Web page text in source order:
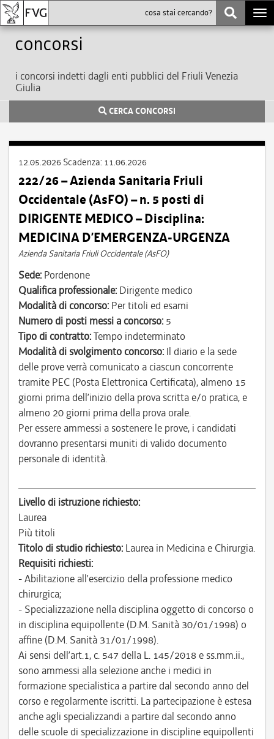
Concorsi
i concorsi indetti dagli enti pubblici del Friuli Venezia
Giulia
CERCA CONCORSI
12.05.2026 Scadenza: 11.06.2026
222/26 – Azienda Sanitaria Friuli
Occidentale (AsFO) – n. 5 posti di
DIRIGENTE MEDICO – Disciplina:
MEDICINA D’EMERGENZA-URGENZA
Azienda Sanitaria Friuli Occidentale (AsFO)
Sede: Pordenone
Qualifica professionale: Dirigente medico
Modalità di concorso: Per titoli ed esami
Numero di posti messi a concorso: 5
Tipo di contratto:Tempo indeterminato
Modalità di svolgimento concorso: Il diario e la sede
delle prove verrà comunicato a ciascun concorrente
tramite PEC (Posta Elettronica Certificata), almeno 15
giorni prima dell’inizio della prova scritta e/o pratica, e
almeno 20 giorni prima della prova orale.
Per essere ammessi a sostenere le prove, i candidati
dovranno presentarsi muniti di valido documento
personale di identità.
Livello di istruzione richiesto:
Laurea
Più titoli
Titolo di studio richiesto: Laurea in Medicina e Chirurgia.
Requisiti richiesti:
- Abilitazione all’esercizio della professione medico
chirurgica;
- Specializzazione nella disciplina oggetto di concorso o
in disciplina equipollente (D.M. Sanità 30/01/1998) o
affine (D.M. Sanità 31/01/1998).
Ai sensi dell’art.1, c. 547 della L. 145/2018 e ss.mm.ii.,
sono ammessi alla selezione anche i medici in
formazione specialistica a partire dal secondo anno del
corso e regolarmente iscritti. La partecipazione è estesa
anche agli specializzandi a partire dal secondo anno
delle scuole di specializzazione in discipline equipollenti